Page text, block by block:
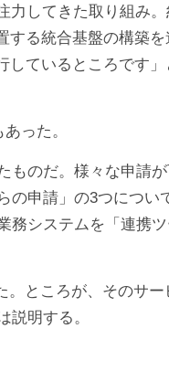
力してきた取り組み
る統合基盤の構築
ているところです
った。
のだ。様々な申請
申請」の3つについ
システムを「連携
ところが、そのサ
明する。